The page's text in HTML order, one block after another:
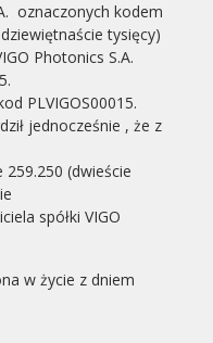
oznaczonych kodem
tysięcy)
Photonics S.A.
PLVIGOS00015.
jednocześnie , że z
259.250 (dwieście
spółki VIGO
w życie z dniem